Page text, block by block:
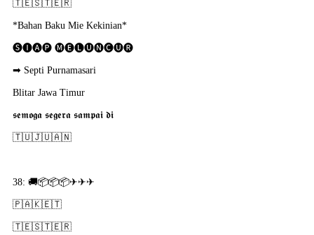
🇹​🇪​🇸​🇹​🇪​🇷​
*Bahan Baku Mie Kekinian*
🅢🅘🅐🅟 🅜🅔🅛🅤🅝🅒🅤🅡
➡ Septi Purnamasari
Blitar Jawa Timur
𝖘𝖊𝖒𝖔𝖌𝖆 𝖘𝖊𝖌𝖊𝖗𝖆 𝖘𝖆𝖒𝖕𝖆𝖎 𝖉𝖎
🇹​🇺​🇯​🇺​🇦​🇳​
38: 🚚📦📦📦✈✈✈
🇵​🇦​🇰​🇪​🇹​
🇹​🇪​🇸​🇹​🇪​🇷​